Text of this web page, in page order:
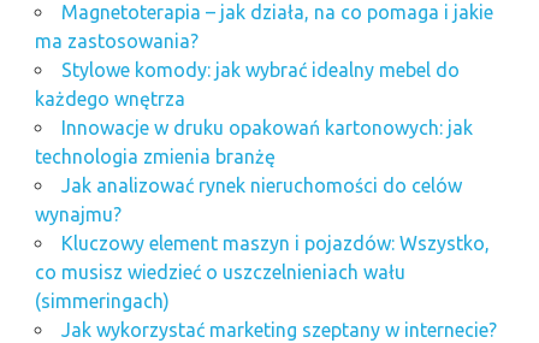
Magnetoterapia – jak działa, na co pomaga i jakie
ma zastosowania?
Stylowe komody: jak wybrać idealny mebel do
każdego wnętrza
Innowacje w druku opakowań kartonowych: jak
technologia zmienia branżę
Jak analizować rynek nieruchomości do celów
wynajmu?
Kluczowy element maszyn i pojazdów: Wszystko,
co musisz wiedzieć o uszczelnieniach wału
(simmeringach)
Jak wykorzystać marketing szeptany w internecie?